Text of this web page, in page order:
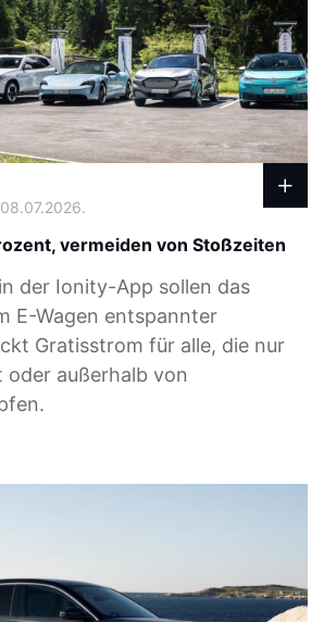
vermeiden von Stoßzeiten
der Ionity-App sollen das
E-Wagen entspannter
Gratisstrom für alle, die nur
oder außerhalb von